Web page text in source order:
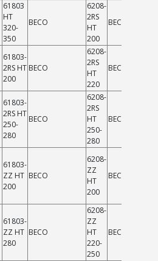
61803
HT
320-
350
BECO
6208-
2RS
HT
200
BECO
61803-
2RS HT
200
BECO
6208-
2RS
HT
220
BECO
61803-
2RS HT
250-
280
BECO
6208-
2RS
HT
250-
280
BECO
61803-
ZZ HT
200
BECO
6208-
ZZ
HT
200
BECO
61803-
ZZ HT
280
BECO
6208-
ZZ
HT
220-
250
BECO